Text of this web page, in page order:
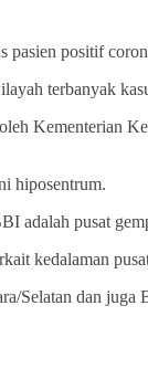
pasien positif
terbanyak
Kementerian
hiposentrum.
adalah pusat
kedalaman
dan